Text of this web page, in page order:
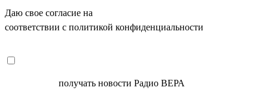
Даю свое согласие на
соответствии с политикой конфиденциальности
получать новости Радио ВЕРА